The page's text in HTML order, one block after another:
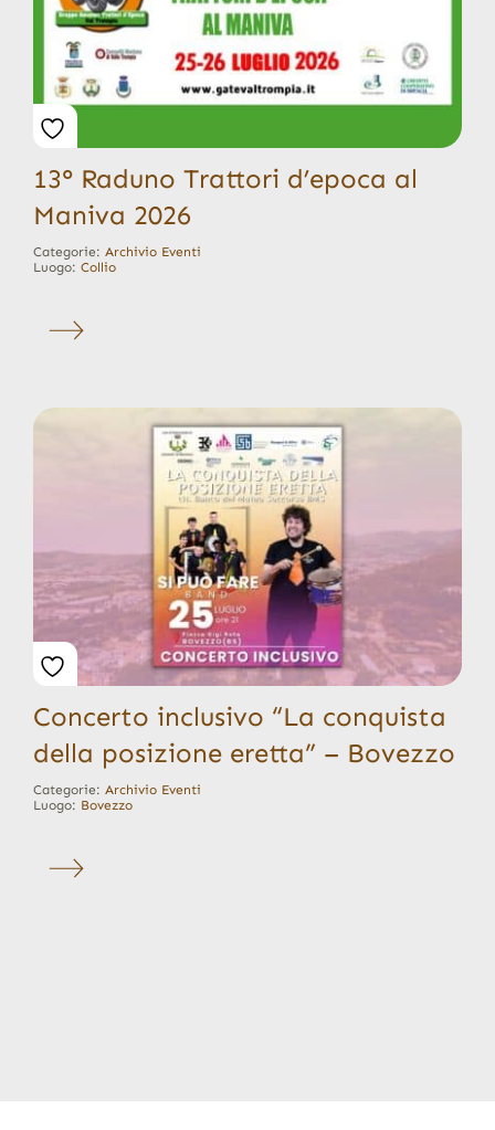
13° Raduno Trattori d’epoca al
Maniva 2026
Categorie: Archivio Eventi
Luogo: Collio
Concerto inclusivo “La conquista
della posizione eretta” – Bovezzo
Categorie: Archivio Eventi
Luogo: Bovezzo